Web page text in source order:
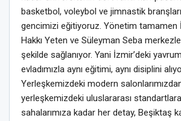
basketbol, voleybol ve jimnastik
gencimizi eğitiyoruz. Yönetim tamamen
Hakkı Yeten ve Süleyman Seba
şekilde sağlanıyor. Yani İzmir’deki
evladımızla aynı eğitimi, aynı disiplini
Yerleşkemizdeki modern
yerleşkemizdeki uluslararası
sahalarımıza kadar her detay, Beşiktaş